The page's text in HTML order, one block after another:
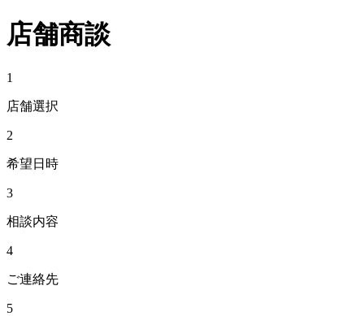
店舗商談
1
店舗選択
2
希望日時
3
相談内容
4
ご連絡先
5